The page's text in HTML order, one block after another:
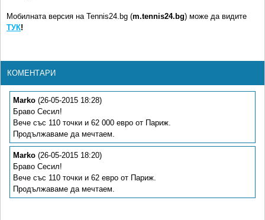
Мобилната версия на Tennis24.bg (m.tennis24.bg) може да видите
ТУК!
КОМЕНТАРИ
Marko (26-05-2015 18:28)
Браво Сесил!
Вече със 110 точки и 62 000 евро от Париж.
Продължаваме да мечтаем.
Marko (26-05-2015 18:20)
Браво Сесил!
Вече със 110 точки и 62 евро от Париж.
Продължаваме да мечтаем.